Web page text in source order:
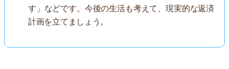
す」などです。今後の生活も考えて、現実的な返済
計画を立てましょう。